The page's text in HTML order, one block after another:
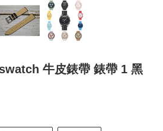
牛皮錶帶 錶帶 1 黑